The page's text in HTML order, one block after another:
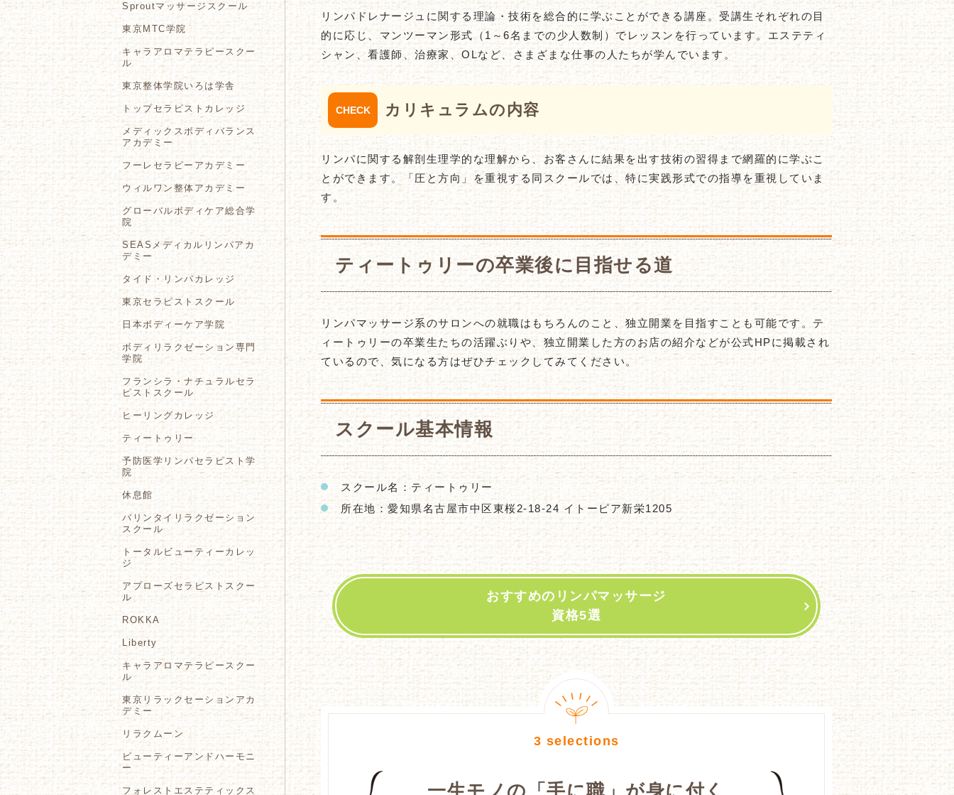
リンパドレナージュに関する理論・技術を総合的に学ぶことができる講座。受講生それぞれの目
的に応じ、マンツーマン形式（1～6名までの少人数制）でレッスンを行っています。エステティ
シャン、看護師、治療家、OLなど、さまざまな仕事の人たちが学んでいます。
カリキュラムの内容
リンパに関する解剖生理学的な理解から、お客さんに結果を出す技術の習得まで網羅的に学ぶこ
とができます。「圧と方向」を重視する同スクールでは、特に実践形式での指導を重視していま
す。
ティートゥリーの卒業後に目指せる道
リンパマッサージ系のサロンへの就職はもちろんのこと、独立開業を目指すことも可能です。テ
ィートゥリーの卒業生たちの活躍ぶりや、独立開業した方のお店の紹介などが公式HPに掲載され
ているので、気になる方はぜひチェックしてみてください。
スクール基本情報
スクール名：ティートゥリー
所在地：愛知県名古屋市中区東桜2-18-24 イトーピア新栄1205
おすすめのリンパマッサージ
資格5選
一生モノの「手に職」が身に付く
Sproutマッサージスクール
東京MTC学院
キャラアロマテラピースクー
ル
東京整体学院いろは学舎
トップセラピストカレッジ
メディックスボディバランス
アカデミー
フーレセラピーアカデミー
ウィルワン整体アカデミー
グローバルボディケア総合学
院
SEASメディカルリンパアカ
デミー
タイド・リンパカレッジ
東京セラピストスクール
日本ボディーケア学院
ボディリラクゼーション専門
学院
フランシラ・ナチュラルセラ
ピストスクール
ヒーリングカレッジ
ティートゥリー
予防医学リンパセラピスト学
院
休息館
バリンタイリラクゼーション
スクール
トータルビューティーカレッ
ジ
アプローズセラピストスクー
ル
ROKKA
Liberty
キャラアロマテラピースクー
ル
東京リラックセーションアカ
デミー
リラクムーン
ビューティーアンドハーモニ
ー
フォレストエステティックス